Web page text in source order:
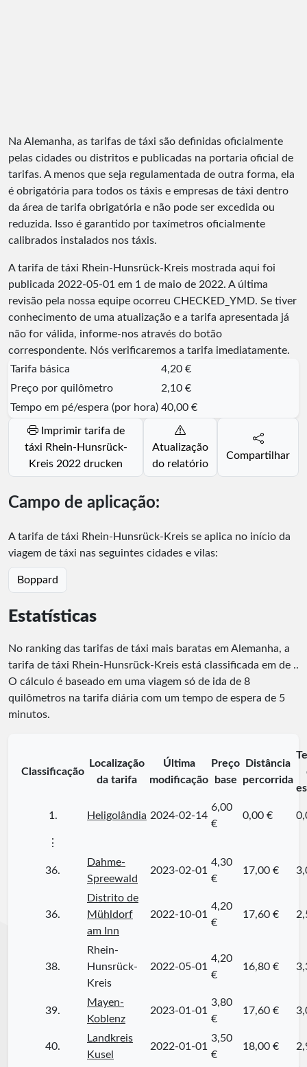
Na Alemanha, as tarifas de táxi são definidas oficialmente
pelas cidades ou distritos e publicadas na portaria oficial de
tarifas. A menos que seja regulamentada de outra forma, ela
é obrigatória para todos os táxis e empresas de táxi dentro
da área de tarifa obrigatória e não pode ser excedida ou
reduzida. Isso é garantido por taxímetros oficialmente
calibrados instalados nos táxis.
A tarifa de táxi Rhein-Hunsrück-Kreis mostrada aqui foi
publicada 2022-05-01 em 1 de maio de 2022. A última
revisão pela nossa equipe ocorreu CHECKED_YMD. Se tiver
conhecimento de uma atualização e a tarifa apresentada já
não for válida, informe-nos através do botão
correspondente. Nós verificaremos a tarifa imediatamente.
Tarifa básica
4,20 €
Preço por quilômetro
2,10 €
Tempo em pé/espera (por hora) 40,00 €
Imprimir tarifa de
táxi Rhein-Hunsrück-
Kreis 2022 drucken
Atualização
do relatório
Compartilhar
Campo de aplicação:
A tarifa de táxi Rhein-Hunsrück-Kreis se aplica no início da
viagem de táxi nas seguintes cidades e vilas:
Boppard
Estatísticas
No ranking das tarifas de táxi mais baratas em Alemanha, a
tarifa de táxi Rhein-Hunsrück-Kreis está classificada em de ..
O cálculo é baseado em uma viagem só de ida de 8
quilômetros na tarifa diária com um tempo de espera de 5
minutos.
Classificação
Localização
da tarifa
Última
modificação
Preço
base
Distância
percorrida
1. Heligolândia 2024-02-14
6,00
€
0,00 €
⋮
36.
Dahme-
Spreewald
2023-02-01
4,30
€
17,00 €
36.
Distrito de
Mühldorf
am Inn
2022-10-01
4,20
€
17,60 €
38.
Rhein-
Hunsrück-
Kreis
2022-05-01
4,20
€
16,80 €
39.
Mayen-
Koblenz
2023-01-01
3,80
€
17,60 €
40.
Landkreis
Kusel
2022-01-01
3,50
€
18,00 €